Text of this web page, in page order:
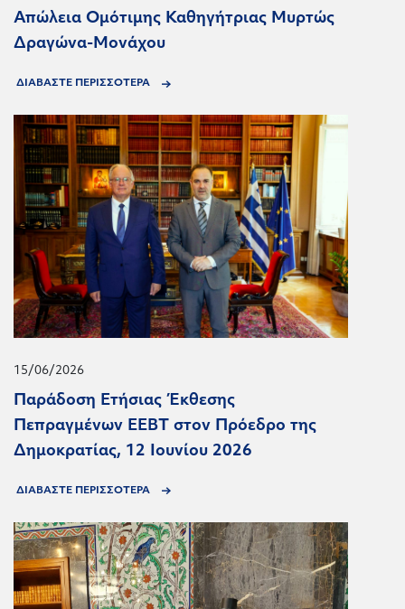
Απώλεια Ομότιμης Καθηγήτριας Μυρτώς
Δραγώνα-Μονάχου
ΔΙΑΒΑΣΤΕ ΠΕΡΙΣΣΟΤΕΡΑ
15/06/2026
Παράδοση Ετήσιας Έκθεσης
Πεπραγμένων ΕΕΒΤ στον Πρόεδρο της
Δημοκρατίας, 12 Ιουνίου 2026
ΔΙΑΒΑΣΤΕ ΠΕΡΙΣΣΟΤΕΡΑ